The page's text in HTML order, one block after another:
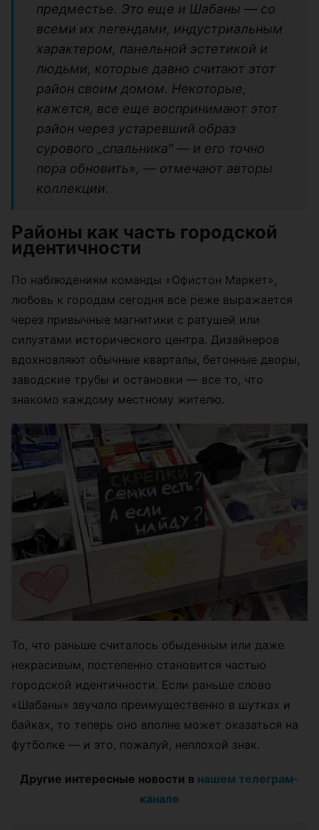
предместье. Это еще и Шабаны — со
всеми их легендами, индустриальным
характером, панельной эстетикой и
людьми, которые давно считают этот
район своим домом. Некоторые,
кажется, все еще воспринимают этот
район через устаревший образ
сурового „спальника" — и его точно
пора обновить», — отмечают авторы
коллекции.
Районы как часть городской
идентичности
По наблюдениям команды «Офистон Маркет»,
любовь к городам сегодня все реже выражается
через привычные магнитики с ратушей или
силуэтами исторического центра. Дизайнеров
вдохновляют обычные кварталы, бетонные дворы,
заводские трубы и остановки — все то, что
знакомо каждому местному жителю.
То, что раньше считалось обыденным или даже
некрасивым, постепенно становится частью
городской идентичности. Если раньше слово
«Шабаны» звучало преимущественно в шутках и
байках, то теперь оно вполне может оказаться на
футболке — и это, пожалуй, неплохой знак.
Другие интересные новости в нашем телеграм-
канале